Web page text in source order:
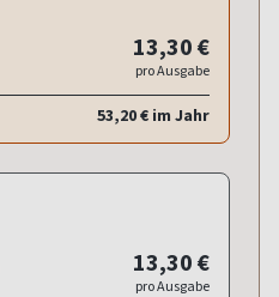
13,30 €
pro Ausgabe
53,20 € im Jahr
13,30 €
pro Ausgabe